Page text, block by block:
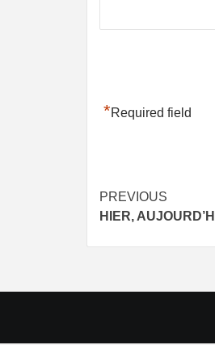
*Required field
Post
PREVIOUS
HIER,